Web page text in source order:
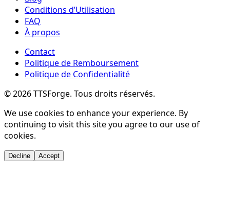
Conditions d’Utilisation
FAQ
À propos
Contact
Politique de Remboursement
Politique de Confidentialité
©2026TTSForge. Tous droits réservés.
We use cookies to enhance your experience. By
continuing to visit this site you agree to our use of
cookies.
Decline Accept